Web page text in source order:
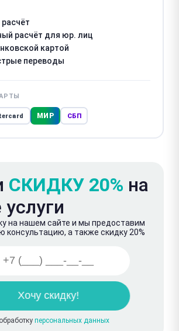
расчёт для юр. лиц
картой
переводы
МИР СБП
СКИДКУ 20% на
на нашем сайте и мы предоставим
консультацию, а также скидку 20%
персональных данных